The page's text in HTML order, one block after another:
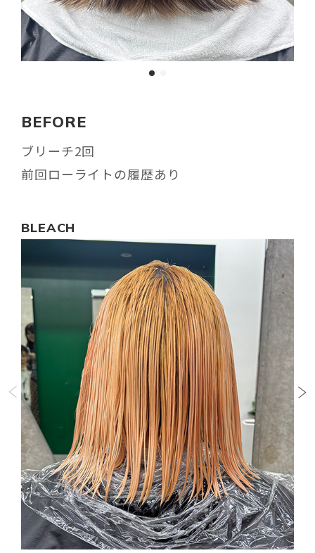
BEFORE
ブリーチ2回
前回ローライトの履歴あり
BLEACH